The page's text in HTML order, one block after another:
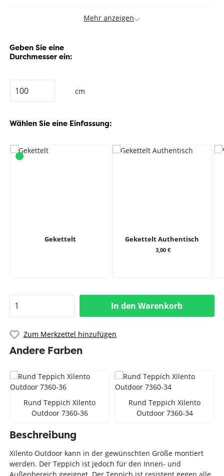
Mehr anzeigen
Geben Sie eine
Durchmesser ein:
cm
Wählen Sie eine Einfassung:
Gekettelt Gekettelt Authentisch
3,00 €
In den Warenkorb
Zum Merkzettel hinzufügen
Andere Farben
Rund Teppich Xilento
Outdoor 7360-36
Rund Teppich Xilento
Outdoor 7360-34
Beschreibung
Xilento Outdoor kann in der gewünschten Größe montiert
werden. Der Teppich ist jedoch für den Innen- und
Außenbereich geeignet. Der Teppich ist resistent gegen alle